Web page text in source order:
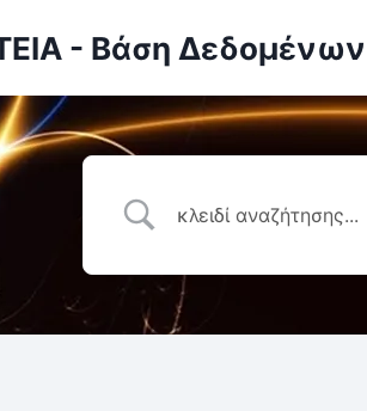
- Βάση Δεδομένων